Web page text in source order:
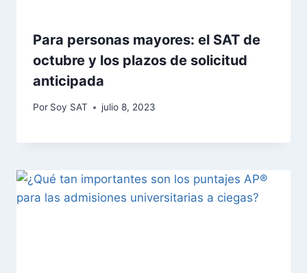
Para personas mayores: el SAT de
octubre y los plazos de solicitud
anticipada
Por Soy SAT julio 8, 2023